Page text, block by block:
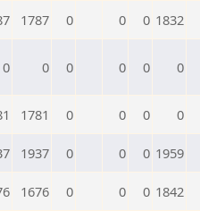
1787 0 0 0 1832
0 0 0 0 0 0
1781 0 0 0 0
1937 0 0 0 1959
1676 0 0 0 1842